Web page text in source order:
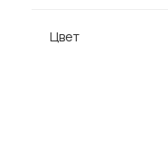
Цвет